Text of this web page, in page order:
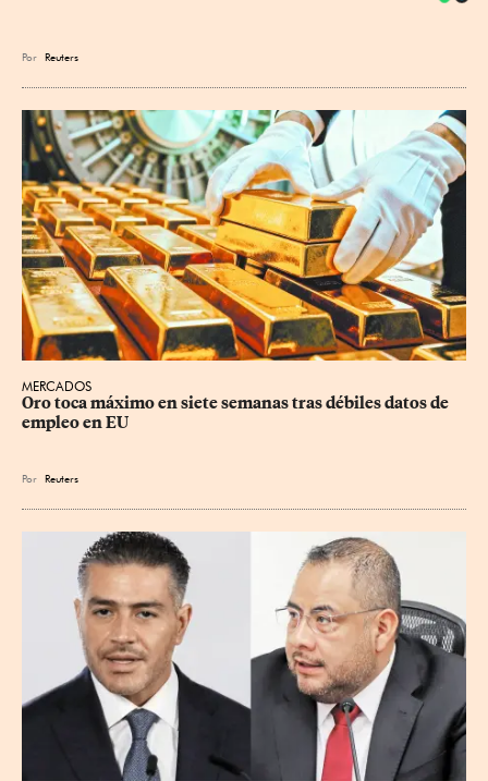
Por Reuters
MERCADOS
Oro toca máximo en siete semanas tras débiles datos de
empleo en EU
Por Reuters